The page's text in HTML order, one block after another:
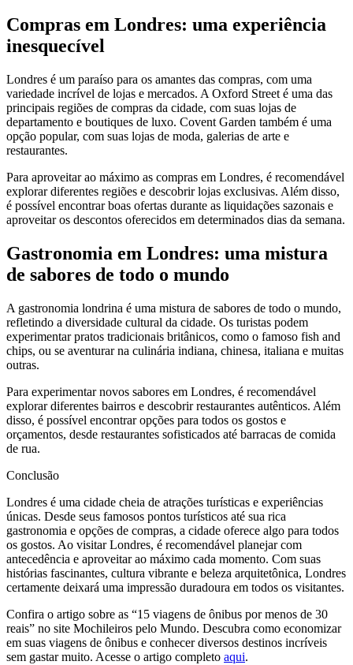
Compras em Londres: uma experiência
inesquecível
Londres é um paraíso para os amantes das compras, com uma
variedade incrível de lojas e mercados. A Oxford Street é uma das
principais regiões de compras da cidade, com suas lojas de
departamento e boutiques de luxo. Covent Garden também é uma
opção popular, com suas lojas de moda, galerias de arte e
restaurantes.
Para aproveitar ao máximo as compras em Londres, é recomendável
explorar diferentes regiões e descobrir lojas exclusivas. Além disso,
é possível encontrar boas ofertas durante as liquidações sazonais e
aproveitar os descontos oferecidos em determinados dias da semana.
Gastronomia em Londres: uma mistura
de sabores de todo o mundo
A gastronomia londrina é uma mistura de sabores de todo o mundo,
refletindo a diversidade cultural da cidade. Os turistas podem
experimentar pratos tradicionais britânicos, como o famoso fish and
chips, ou se aventurar na culinária indiana, chinesa, italiana e muitas
outras.
Para experimentar novos sabores em Londres, é recomendável
explorar diferentes bairros e descobrir restaurantes autênticos. Além
disso, é possível encontrar opções para todos os gostos e
orçamentos, desde restaurantes sofisticados até barracas de comida
de rua.
Conclusão
Londres é uma cidade cheia de atrações turísticas e experiências
únicas. Desde seus famosos pontos turísticos até sua rica
gastronomia e opções de compras, a cidade oferece algo para todos
os gostos. Ao visitar Londres, é recomendável planejar com
antecedência e aproveitar ao máximo cada momento. Com suas
histórias fascinantes, cultura vibrante e beleza arquitetônica, Londres
certamente deixará uma impressão duradoura em todos os visitantes.
Confira o artigo sobre as “15 viagens de ônibus por menos de 30
reais” no site Mochileiros pelo Mundo. Descubra como economizar
em suas viagens de ônibus e conhecer diversos destinos incríveis
sem gastar muito. Acesse o artigo completo aqui.